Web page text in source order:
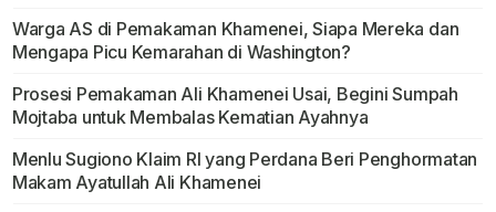
Warga AS di Pemakaman Khamenei, Siapa Mereka dan
Mengapa Picu Kemarahan di Washington?
Prosesi Pemakaman Ali Khamenei Usai, Begini Sumpah
Mojtaba untuk Membalas Kematian Ayahnya
Menlu Sugiono Klaim RI yang Perdana Beri Penghormatan
Makam Ayatullah Ali Khamenei